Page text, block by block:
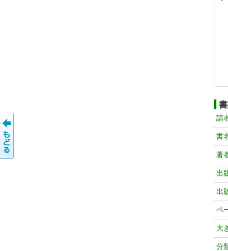
請
書
著
出
出
ペ
大
分